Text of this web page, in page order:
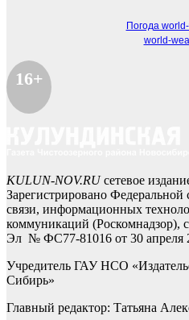
Погода
world-
16+
KULUN-NOV.RUсетевое
Зарегистрировано
связи, информационных
коммуникаций (Роскомнадзор),
Эл № ФС77-81016 от 30 апреля
Учредитель ГАУ НСО
Сибирь»
Главный редактор: Татьяна